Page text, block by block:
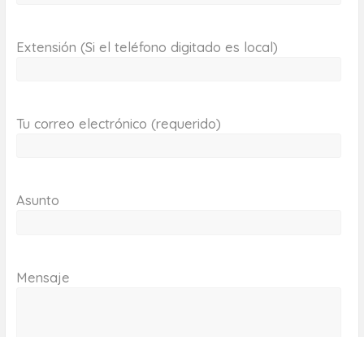
Extensión (Si el teléfono digitado es local)
Tu correo electrónico (requerido)
Asunto
Mensaje